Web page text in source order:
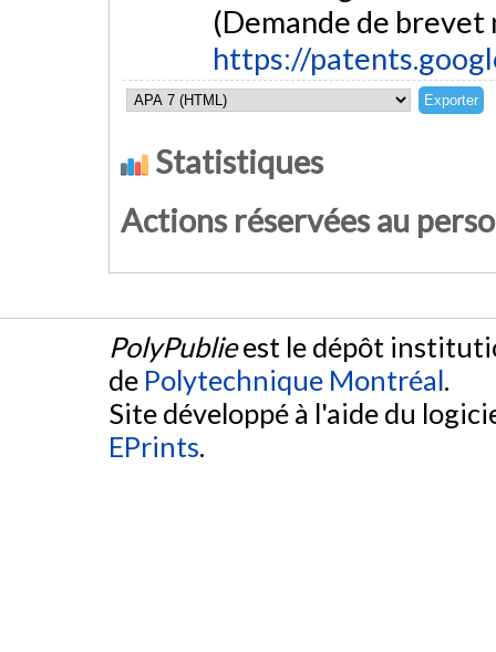
(Demande de
https://
Statistiques
Actions réservées au
PolyPublieest le dépôt
de Polytechnique Montréal.
Site développé à l'aide du
EPrints.